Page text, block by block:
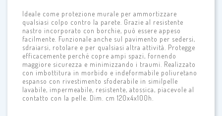
Ideale come protezione murale per ammortizzare
qualsiasi colpo contro la parete. Grazie al resistente
nastro incorporato con borchie, può essere appeso
facilmente. Funzionale anche sul pavimento per sedersi,
sdraiarsi, rotolare e per qualsiasi altra attività. Protegge
efficacemente perché copre ampi spazi, fornendo
maggiore sicurezza e minimizzando i traumi. Realizzato
con imbottitura in morbido e indeformabile poliuretano
espanso con rivestimento sfoderabile in similpelle
lavabile, impermeabile, resistente, atossica, piacevole al
contatto con la pelle. Dim. cm 120x4x100h.